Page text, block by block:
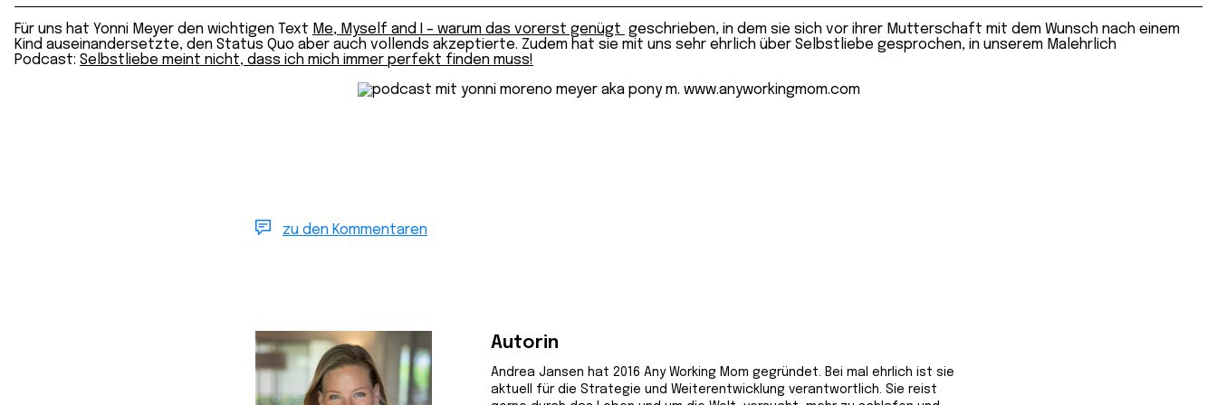
Für uns hat Yonni Meyer den wichtigen Text Me, Myself and I – warum das vorerst genügt geschrieben, in dem sie sich vor ihrer Mutterschaft mit dem Wunsch nach einem
Kind auseinandersetzte, den Status Quo aber auch vollends akzeptierte. Zudem hat sie mit uns sehr ehrlich über Selbstliebe gesprochen, in unserem Malehrlich
Podcast: Selbstliebe meint nicht, dass ich mich immer perfekt finden muss!
zu den Kommentaren
Autorin
Andrea Jansen hat 2016 Any Working Mom gegründet. Bei mal ehrlich ist sie
aktuell für die Strategie und Weiterentwicklung verantwortlich. Sie reist